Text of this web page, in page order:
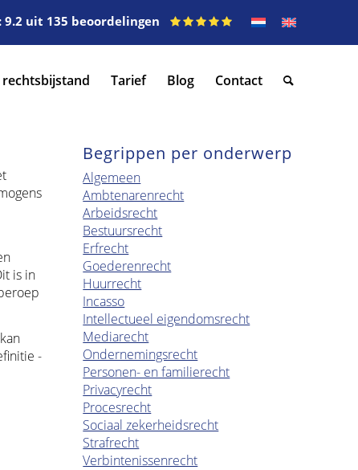
9.2 uit 135 beoordelingen
Tarief Blog Contact
is in
-
Begrippen per onderwerp
Algemeen
Ambtenarenrecht
Arbeidsrecht
Bestuursrecht
Erfrecht
Goederenrecht
Huurrecht
Incasso
Intellectueel eigendomsrecht
Mediarecht
Ondernemingsrecht
Personen- en familierecht
Privacyrecht
Procesrecht
Sociaal zekerheidsrecht
Strafrecht
Verbintenissenrecht